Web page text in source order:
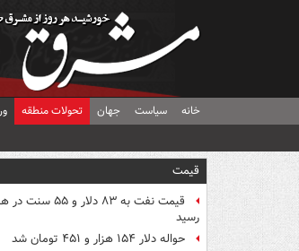
خانه سیاست جهان تحولات منطقه
قیمت
قیمت نفت به ۸۳ دلار و
رسید
حواله دلار ۱۵۴ هزار و ۴۵۱ تومان شد